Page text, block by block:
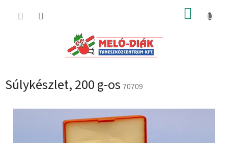
KOSÁR
Súlykészlet, 200 g-os 70709